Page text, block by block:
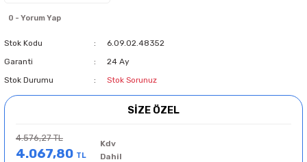
0 - Yorum Yap
Stok Kodu
6.09.02.48352
Garanti
24 Ay
Stok Durumu
Stok Sorunuz
SİZE ÖZEL
4.576,27 TL
4.067,80 TL
Kdv
Dahil